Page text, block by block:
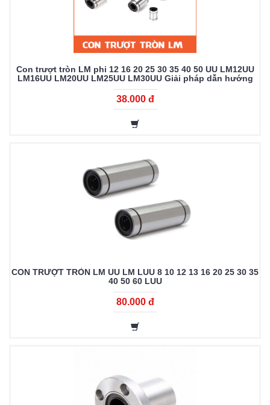
Con trượt tròn LM phi 12 16 20 25 30 35 40 50 UU LM12UU
LM16UU LM20UU LM25UU LM30UU Giải pháp dẫn hướng
chất lượng cao
38.000 đ
CON TRƯỢT TRÒN LM UU LM LUU 8 10 12 13 16 20 25 30 35
40 50 60 LUU
80.000 đ